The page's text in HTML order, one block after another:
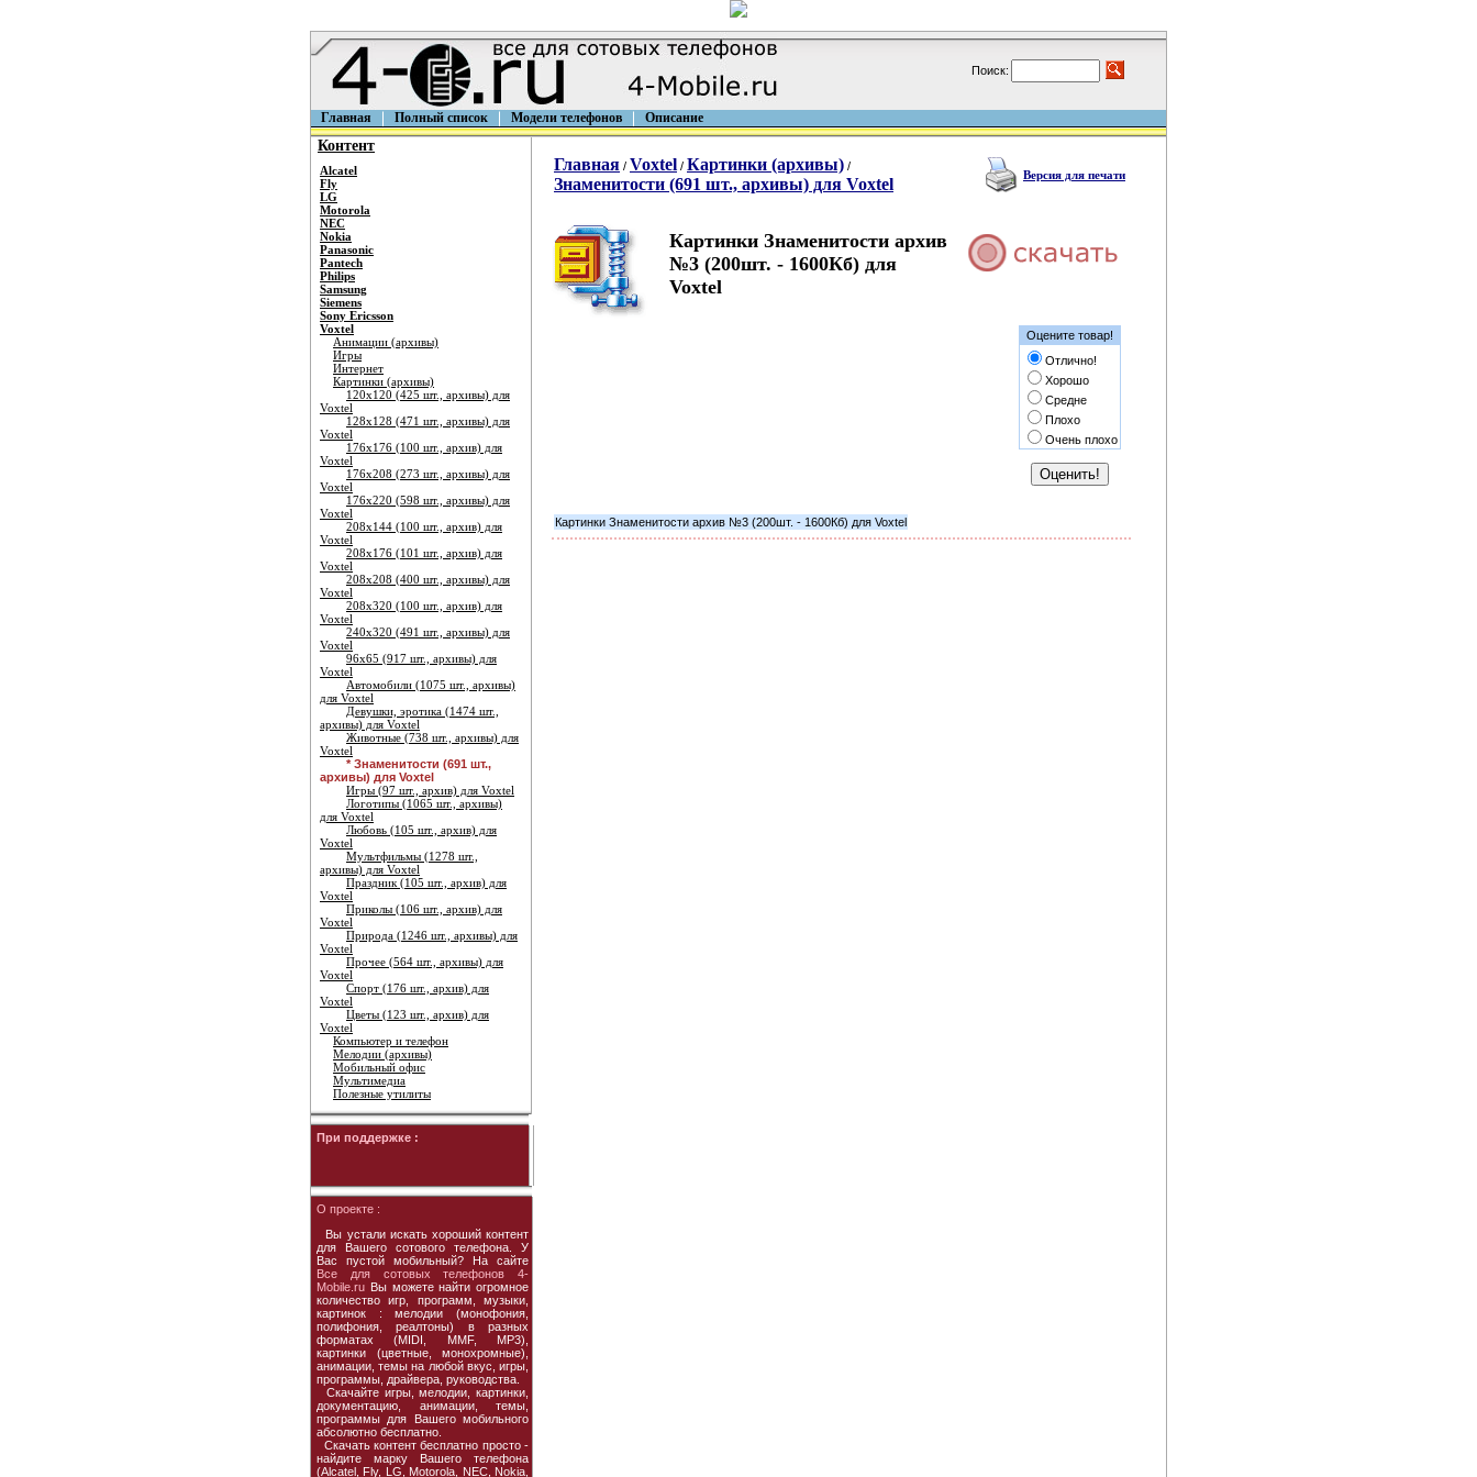
Поиск:
Главная Полный список Модели телефонов Описание
Контент
Alcatel
Fly
LG
Motorola
NEC
Nokia
Panasonic
Pantech
Philips
Samsung
Siemens
Sony Ericsson
Voxtel
Анимации (архивы)
Игры
Интернет
Картинки (архивы)
120х120 (425 шт., архивы) для
Voxtel
128х128 (471 шт., архивы) для
Voxtel
176х176 (100 шт., архив) для
Voxtel
176х208 (273 шт., архивы) для
Voxtel
176х220 (598 шт., архивы) для
Voxtel
208х144 (100 шт., архив) для
Voxtel
208х176 (101 шт., архив) для
Voxtel
208х208 (400 шт., архивы) для
Voxtel
208х320 (100 шт., архив) для
Voxtel
240х320 (491 шт., архивы) для
Voxtel
96х65 (917 шт., архивы) для
Voxtel
Автомобили (1075 шт., архивы)
для Voxtel
Девушки, эротика (1474 шт.,
архивы) для Voxtel
Животные (738 шт., архивы) для
Voxtel
* Знаменитости (691 шт.,
архивы) для Voxtel
Игры (97 шт., архив) для Voxtel
Логотипы (1065 шт., архивы)
для Voxtel
Любовь (105 шт., архив) для
Voxtel
Мультфильмы (1278 шт.,
архивы) для Voxtel
Праздник (105 шт., архив) для
Voxtel
Приколы (106 шт., архив) для
Voxtel
Природа (1246 шт., архивы) для
Voxtel
Прочее (564 шт., архивы) для
Voxtel
Спорт (176 шт., архив) для
Voxtel
Цветы (123 шт., архив) для
Voxtel
Компьютер и телефон
Мелодии (архивы)
Мобильный офис
Мультимедиа
Полезные утилиты
При поддержке :
О проекте :
Вы устали искать хороший контент
для Вашего сотового телефона. У
Вас пустой мобильный? На сайте
Все для сотовых телефонов 4-
Mobile.ru Вы можете найти огромное
количество игр, программ, музыки,
картинок : мелодии (монофония,
полифония, реалтоны) в разных
форматах (MIDI, MMF, MP3),
картинки (цветные, монохромные),
анимации, темы на любой вкус, игры,
программы, драйвера, руководства.
Скачайте игры, мелодии, картинки,
документацию, анимации, темы,
программы для Вашего мобильного
абсолютно бесплатно.
Скачать контент бесплатно просто -
найдите марку Вашего телефона
(Alcatel, Fly, LG, Motorola, NEC, Nokia,
Главная / Voxtel / Картинки (архивы) /
Знаменитости (691 шт., архивы) для Voxtel Версия для печати
Картинки Знаменитости архив
№3 (200шт. - 1600Кб) для
Voxtel
Оцените товар!
Отлично!
Хорошо
Средне
Плохо
Очень плохо
Картинки Знаменитости архив №3 (200шт. - 1600Кб) для Voxtel